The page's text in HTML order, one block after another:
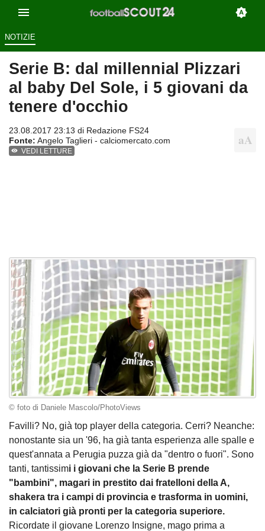
NOTIZIE
Serie B: dal millennial Plizzari
al baby Del Sole, i 5 giovani da
tenere d'occhio
23.08.2017 23:13 di Redazione FS24
Fonte: Angelo Taglieri - calciomercato.com
VEDI LETTURE
© foto di Daniele Mascolo/PhotoViews
Favilli? No, già top player della categoria. Cerri? Neanche:
nonostante sia un '96, ha già tanta esperienza alle spalle e
quest'annata a Perugia puzza già da "dentro o fuori". Sono
tanti, tantissimi i giovani che la Serie B prende
"bambini", magari in prestito dai fratelloni della A,
shakera tra i campi di provincia e trasforma in uomini,
in calciatori già pronti per la categoria superiore.
Ricordate il giovane Lorenzo Insigne, mago prima a